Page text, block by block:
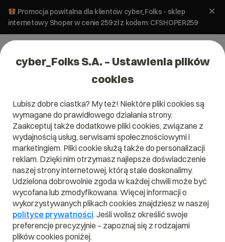
Promocja powitalna dla klientów cyber_Folks - sklep
internetowy Shoper w cenie 259 zł z kodem: CFSHOPER259
Tworzenie stron
Dobór słów kluczowych – przydatne
narzędzia z opisem ich możliwości
19 lipca 2023 ok.4min
cyber_Folks S.A. – Ustawienia plików
cookies
Lubisz dobre ciastka? My też! Niektóre pliki cookies są
wymagane do prawidłowego działania strony.
Zaakceptuj także dodatkowe pliki cookies, związane z
wydajnością usług, serwisami społecznościowymi i
marketingiem. Pliki cookie służą także do personalizacji
reklam. Dzięki nim otrzymasz najlepsze doświadczenie
naszej strony internetowej, którą stale doskonalimy.
Udzielona dobrowolnie zgoda w każdej chwili może być
wycofana lub zmodyfikowana. Więcej informacji o
wykorzystywanych plikach cookies znajdziesz w naszej
polityce prywatności. Jeśli wolisz określić swoje
preferencje precyzyjnie – zapoznaj się z rodzajami
plików cookies poniżej.